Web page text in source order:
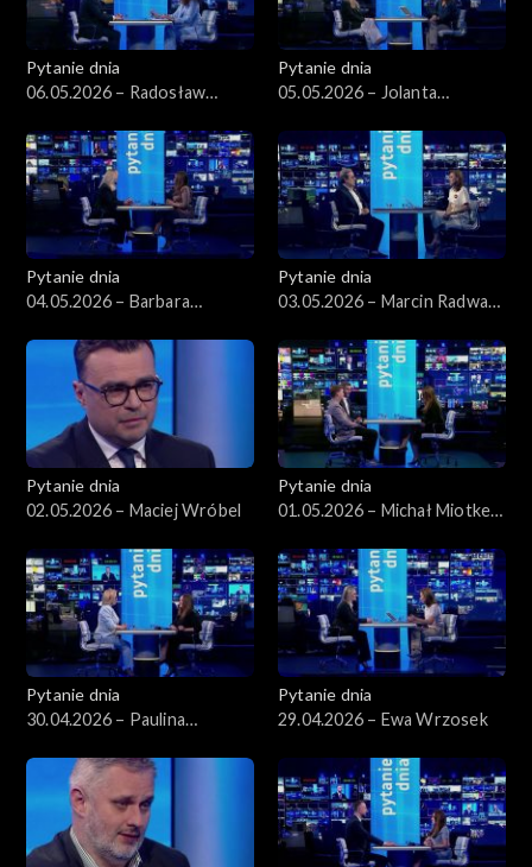
Pytanie dnia
06.05.2026 – Radosław
Pytanie dnia
05.05.2026 – Jolanta
Pytanie dnia
04.05.2026 – Barbara
Pytanie dnia
03.05.2026 – Marcin Radwan-
Pytanie dnia
02.05.2026 – Maciej Wróbel
Pytanie dnia
01.05.2026 – Michał Miotke,
Pytanie dnia
30.04.2026 – Paulina
Pytanie dnia
29.04.2026 – Ewa Wrzosek